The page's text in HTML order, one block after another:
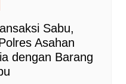
Sabu,
Asahan
dengan Barang